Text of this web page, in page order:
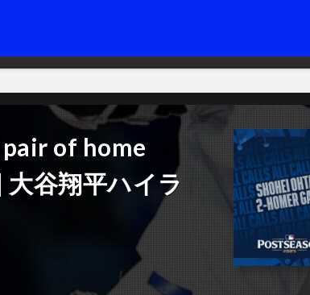
pair of home
谷翔平ハイラ